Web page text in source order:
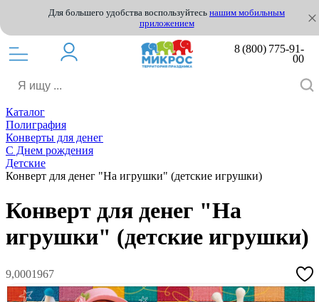
Для большего удобства воспользуйтесь нашим мобильным
приложением
8 (800) 775-91-
00
Каталог
Полиграфия
Конверты для денег
С Днем рождения
Детские
Конверт для денег "На игрушки" (детские игрушки)
Конверт для денег "На
игрушки" (детские игрушки)
9,0001967